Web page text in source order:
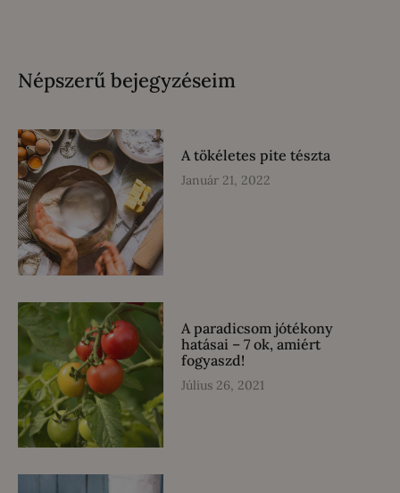
Népszerű bejegyzéseim
A tökéletes pite tészta
Január 21, 2022
A paradicsom jótékony
hatásai – 7 ok, amiért
fogyaszd!
Július 26, 2021